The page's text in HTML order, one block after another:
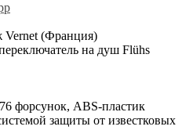
Vernet (Франция)
на душ Flühs
форсунок, ABS-пластик
защиты от известковых